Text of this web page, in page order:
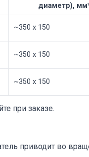
диаметр),
~350 х 150
~350 х 150
~350 х 150
при заказе.
приводит во